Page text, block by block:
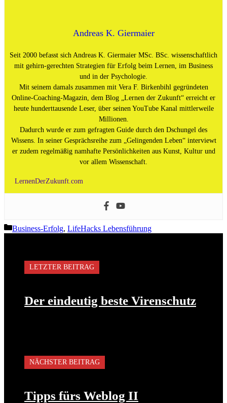
Andreas K. Giermaier
Seit 2000 befasst sich Andreas K. Giermaier MSc. BSc. wissenschaftlich
mit gehirn-gerechten Strategien für Erfolg beim Lernen, im Business
und in der Psychologie.
Mit seinem damals zusammen mit Vera F. Birkenbihl gegründeten
Online-Coaching-Magazin, dem Blog „Lernen der Zukunft“ erreicht er
heute hunderttausende Leser, über seinen YouTube Kanal mittlerweile
Millionen.
Dadurch wurde er zum gefragten Guide durch den Dschungel des
Wissens. In seiner Gesprächsreihe zum „Gelingenden Leben“ interviewt
er zudem regelmäßig namhafte Persönlichkeiten aus Kunst, Kultur und
vor allem Wissenschaft.
LernenDerZukunft.com
Kategorien
Business-Erfolg, LifeHacks Lebensführung
LETZTER BEITRAG
Der eindeutig beste Virenschutz
NÄCHSTER BEITRAG
Tipps fürs Weblog II